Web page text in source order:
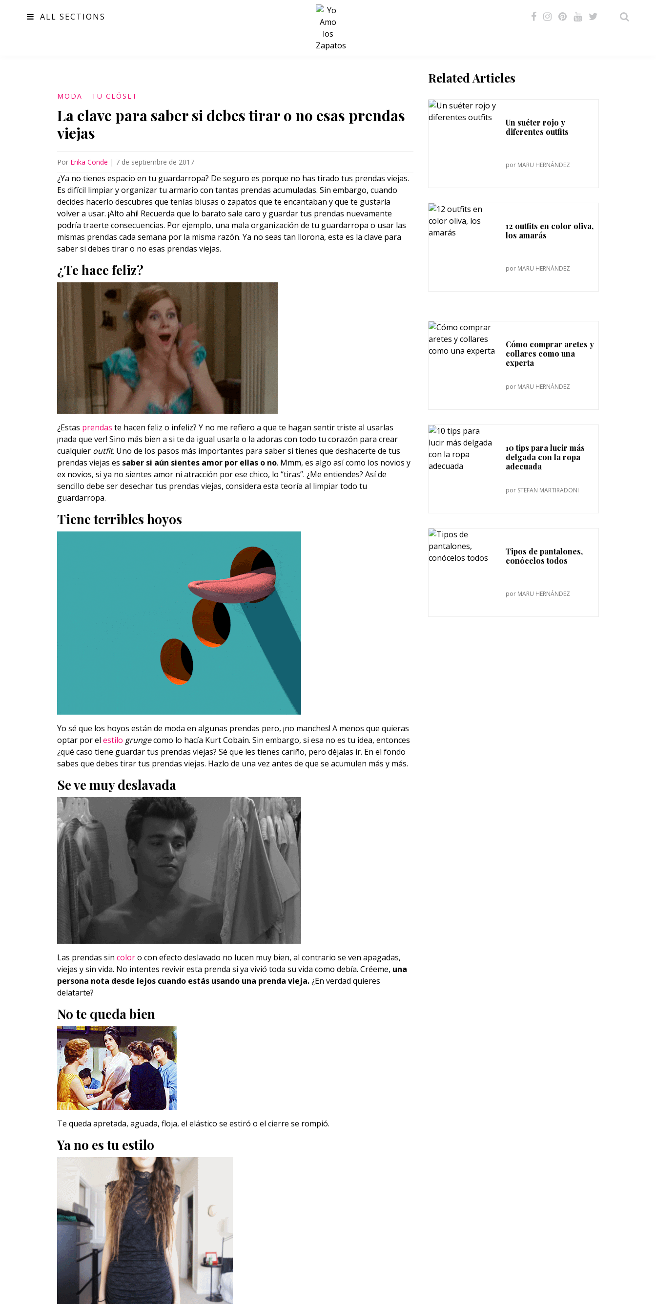
ALL SECTIONS
SALUD
MODA TU CLÓSET
La clave para saber si debes tirar o no esas prendas
viejas
Por Erika Conde | 7 de septiembre de 2017
¿Ya no tienes espacio en tu guardarropa? De seguro es porque no has tirado tus prendas viejas.
Es difícil limpiar y organizar tu armario con tantas prendas acumuladas. Sin embargo, cuando
decides hacerlo descubres que tenías blusas o zapatos que te encantaban y que te gustaría
volver a usar. ¡Alto ahí! Recuerda que lo barato sale caro y guardar tus prendas nuevamente
podría traerte consecuencias. Por ejemplo, una mala organización de tu guardarropa o usar las
mismas prendas cada semana por la misma razón. Ya no seas tan llorona, esta es la clave para
saber si debes tirar o no esas prendas viejas.
¿Te hace feliz?
¿Estas prendas te hacen feliz o infeliz? Y no me refiero a que te hagan sentir triste al usarlas
¡nada que ver! Sino más bien a si te da igual usarla o la adoras con todo tu corazón para crear
cualquier outfit. Uno de los pasos más importantes para saber si tienes que deshacerte de tus
prendas viejas es saber si aún sientes amor por ellas o no. Mmm, es algo así como los novios y
ex novios, si ya no sientes amor ni atracción por ese chico, lo “tiras”. ¿Me entiendes? Así de
sencillo debe ser desechar tus prendas viejas, considera esta teoría al limpiar todo tu
guardarropa.
Tiene terribles hoyos
Yo sé que los hoyos están de moda en algunas prendas pero, ¡no manches! A menos que quieras
optar por el estilo grungecomo lo hacía Kurt Cobain. Sin embargo, si esa no es tu idea, entonces
¿qué caso tiene guardar tus prendas viejas? Sé que les tienes cariño, pero déjalas ir. En el fondo
sabes que debes tirar tus prendas viejas. Hazlo de una vez antes de que se acumulen más y más.
Se ve muy deslavada
Las prendas sin coloro con efecto deslavado no lucen muy bien, al contrario se ven apagadas,
viejas y sin vida. No intentes revivir esta prenda si ya vivió toda su vida como debía. Créeme, una
persona nota desde lejos cuando estás usando una prenda vieja.¿En verdad quieres
delatarte?
No te queda bien
Te queda apretada, aguada, floja, el elástico se estiró o el cierre se rompió.
Ya no es tu estilo
Related Articles
Un suéter rojo y
diferentes outfits
por MARU HERNÁNDEZ
12 outfits en color oliva,
los amarás
por MARU HERNÁNDEZ
Cómo comprar aretes y
collares como una
experta
por MARU HERNÁNDEZ
10 tips para lucir más
delgada con la ropa
adecuada
por STEFAN MARTIRADONI
Tipos de pantalones,
conócelos todos
por MARU HERNÁNDEZ